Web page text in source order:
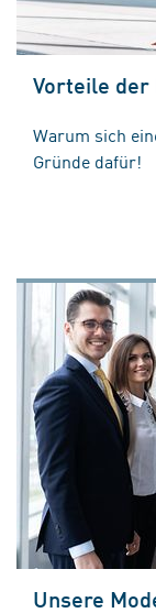
Vorteile
Warum sich
Gründe dafür!
Unsere